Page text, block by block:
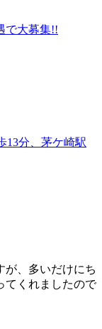
で大募集!!
13分、茅ケ崎駅
が、多いだけにち
てくれましたので